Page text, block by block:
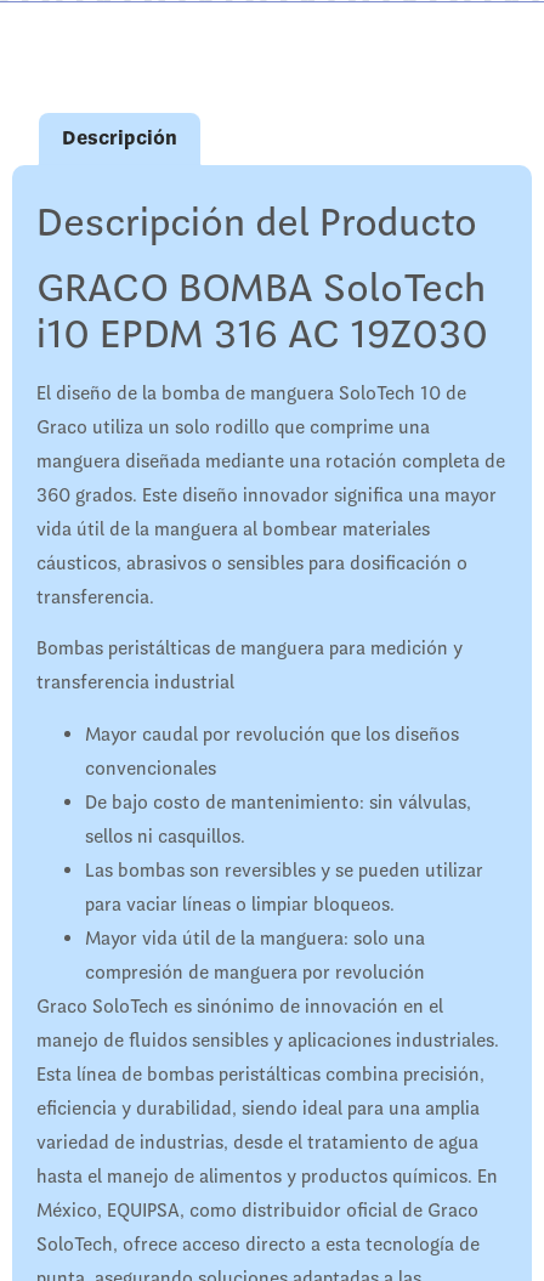
Descripción
Descripción del Producto
GRACO BOMBA SoloTech
i10 EPDM 316 AC 19Z030
El diseño de la bomba de manguera SoloTech 10 de
Graco utiliza un solo rodillo que comprime una
manguera diseñada mediante una rotación completa de
360 ​​grados. Este diseño innovador significa una mayor
vida útil de la manguera al bombear materiales
cáusticos, abrasivos o sensibles para dosificación o
transferencia.
Bombas peristálticas de manguera para medición y
transferencia industrial
Mayor caudal por revolución que los diseños
convencionales
De bajo costo de mantenimiento: sin válvulas,
sellos ni casquillos.
Las bombas son reversibles y se pueden utilizar
para vaciar líneas o limpiar bloqueos.
Mayor vida útil de la manguera: solo una
compresión de manguera por revolución
Graco SoloTech es sinónimo de innovación en el
manejo de fluidos sensibles y aplicaciones industriales.
Esta línea de bombas peristálticas combina precisión,
eficiencia y durabilidad, siendo ideal para una amplia
variedad de industrias, desde el tratamiento de agua
hasta el manejo de alimentos y productos químicos. En
México, EQUIPSA, como distribuidor oficial de Graco
SoloTech, ofrece acceso directo a esta tecnología de